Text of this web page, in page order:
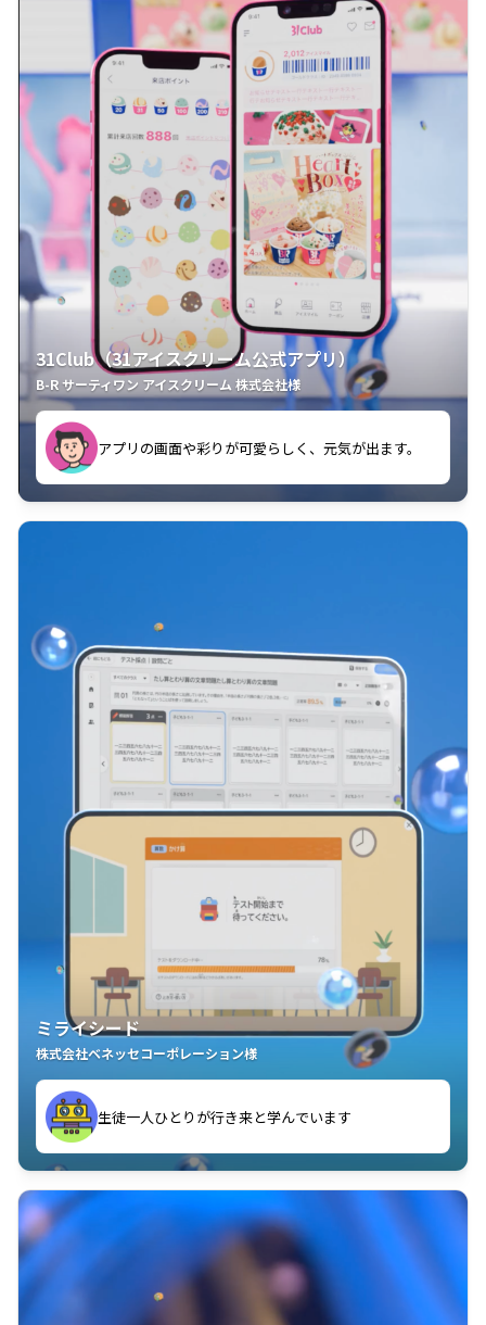
31Club（31アイスクリーム公式アプリ）
B-R サーティワン アイスクリーム 株式会社様
アプリの画面や彩りが可愛らしく、元気が出ます。
クラスごとに特典があるようなので使うのが楽しいで
す。
ミライシード
株式会社ベネッセコーポレーション様
生徒一人ひとりが行き来と学んでいます
教室中の児童生徒が「問題が解けてうれしい」「解く
ことが楽しい」を実感しています